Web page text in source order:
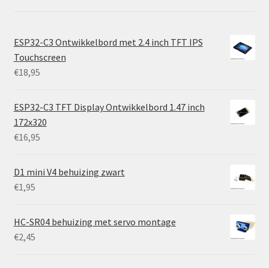
ESP32-C3 Ontwikkelbord met 2.4 inch TFT IPS
Touchscreen
€18,95
ESP32-C3 TFT Display Ontwikkelbord 1.47 inch
172x320
€16,95
D1 mini V4 behuizing zwart
€1,95
HC-SR04 behuizing met servo montage
€2,45